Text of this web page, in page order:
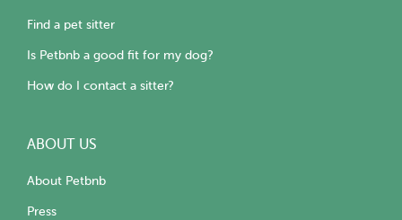
Find a pet sitter
Is Petbnb a good fit for my dog?
How do I contact a sitter?
ABOUT US
About Petbnb
Press